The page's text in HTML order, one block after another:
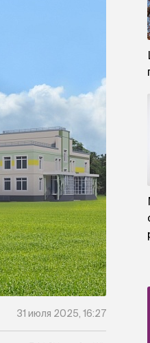
31 июля 2025, 16:27